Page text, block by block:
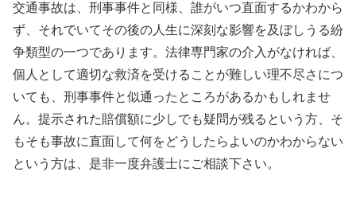
交通事故は、刑事事件と同様、誰がいつ直面するかわから
ず、それでいてその後の人生に深刻な影響を及ぼしうる紛
争類型の一つであります。法律専門家の介入がなければ、
個人として適切な救済を受けることが難しい理不尽さにつ
いても、刑事事件と似通ったところがあるかもしれませ
ん。提示された賠償額に少しでも疑問が残るという方、そ
もそも事故に直面して何をどうしたらよいのかわからない
という方は、是非一度弁護士にご相談下さい。